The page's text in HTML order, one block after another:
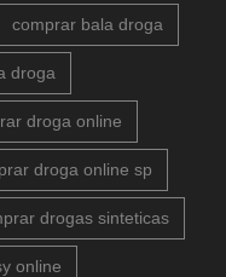
comprar bala droga
droga
droga online
droga online sp
drogas sinteticas
online